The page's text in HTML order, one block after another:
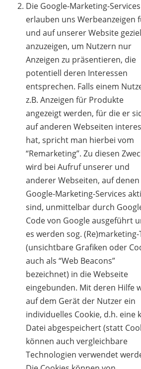
Die Google-Marketing-Services
erlauben uns Werbeanzeigen
und auf unserer Website
anzuzeigen, um Nutzern nur
Anzeigen zu präsentieren, die
potentiell deren Interessen
entsprechen. Falls einem
z.B. Anzeigen für Produkte
angezeigt werden, für die er
auf anderen Webseiten
hat, spricht man hierbei vom
“Remarketing”. Zu diesen
wird bei Aufruf unserer und
anderer Webseiten, auf denen
Google-Marketing-Services
sind, unmittelbar durch
Code von Google ausgeführt
es werden sog. (Re)marketing-
(unsichtbare Grafiken oder
auch als “Web Beacons”
bezeichnet) in die Webseite
eingebunden. Mit deren Hilfe
auf dem Gerät der Nutzer ein
individuelles Cookie, d.h. eine
Datei abgespeichert (statt
können auch vergleichbare
Technologien verwendet